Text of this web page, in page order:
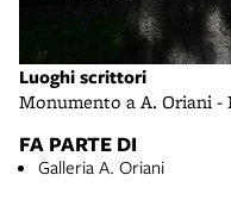
Luoghi scrittori
Monumento a A. Oriani -
FA PARTE DI
Galleria A. Oriani